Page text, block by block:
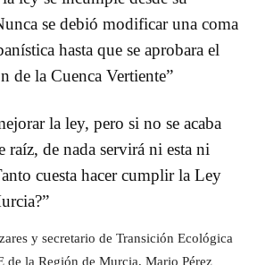
se debió modificar una coma
hasta que se aprobara el
de la Cuenca Vertiente”
la ley, pero si no se acaba
raíz, de nada servirá ni esta ni
cuesta hacer cumplir la Ley
y secretario de Transición Ecológica
de la Región de Murcia, Mario Pérez